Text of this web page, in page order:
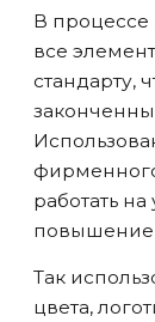
В процессе
все
стандарту,
работать
повышение
Так
цвета,